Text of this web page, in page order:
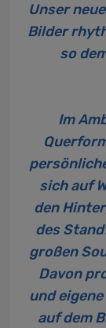
Unser
Bilder
so
Im
sich auf
den
des
großen
Davon
und
auf dem